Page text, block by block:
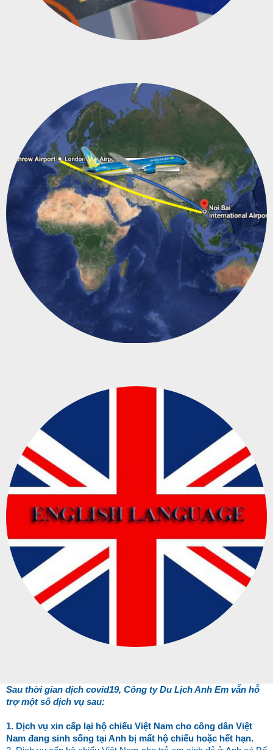
Sau thời gian dịch covid19, Công ty Du Lịch Anh Em vẫn hỗ
trợ một số dịch vụ sau:
1. Dịch vụ xin cấp lại hộ chiếu Việt Nam cho công dân Việt
Nam đang sinh sống tại Anh bị mất hộ chiếu hoặc hết hạn.